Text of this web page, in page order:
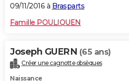
09/11/2016 à Brasparts
Famille POULIQUEN
Joseph GUERN (65 ans)
Créer une cagnotte obsèques
Naissance